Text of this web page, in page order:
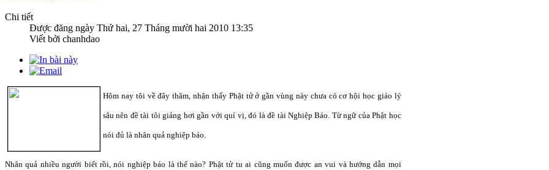
Chi tiết
Được đăng ngày Thứ hai, 27 Tháng mười hai 2010 13:35
Viết bởi chanhdao
Hôm nay tôi về đây thăm, nhận thấy Phật tử ở gần vùng này chưa có cơ hội học giáo lý
sâu nên đề tài tôi giảng hơi gần với quí vị, đó là đề tài Nghiệp Báo. Từ ngữ của Phật học
nói đủ là nhân quả nghiệp báo.
Nhân quả nhiều người biết rồi, nói nghiệp báo là thế nào? Phật tử tu ai cũng muốn được an vui và hướng dẫn mọi